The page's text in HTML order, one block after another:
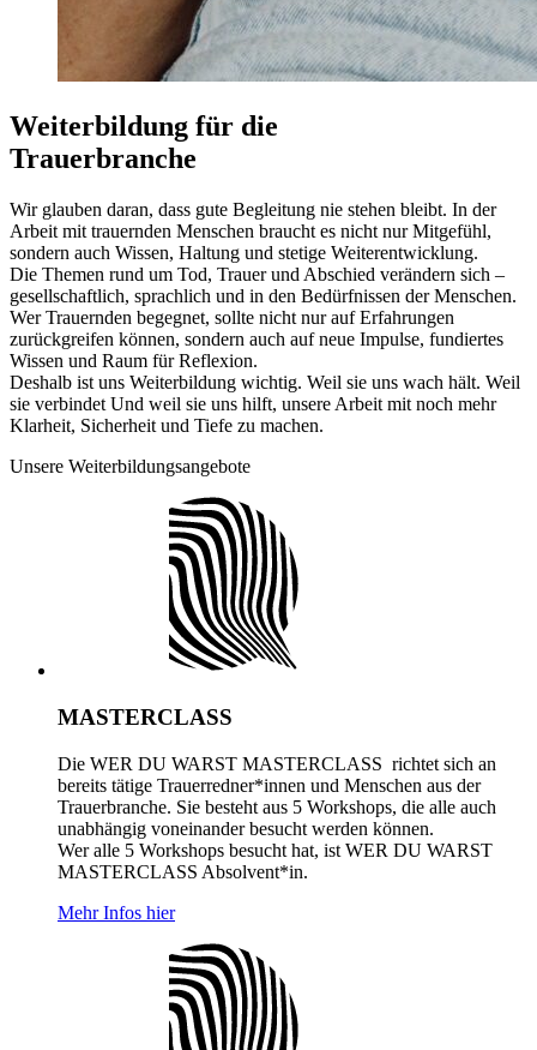
Weiterbildung für die
Trauerbranche
Wir glauben daran, dass gute Begleitung nie stehen bleibt. In der
Arbeit mit trauernden Menschen braucht es nicht nur Mitgefühl,
sondern auch Wissen, Haltung und stetige Weiterentwicklung.
Die Themen rund um Tod, Trauer und Abschied verändern sich –
gesellschaftlich, sprachlich und in den Bedürfnissen der Menschen.
Wer Trauernden begegnet, sollte nicht nur auf Erfahrungen
zurückgreifen können, sondern auch auf neue Impulse, fundiertes
Wissen und Raum für Reflexion.
Deshalb ist uns Weiterbildung wichtig. Weil sie uns wach hält. Weil
sie verbindet Und weil sie uns hilft, unsere Arbeit mit noch mehr
Klarheit, Sicherheit und Tiefe zu machen.
Unsere Weiterbildungsangebote
MASTERCLASS
Die WER DU WARST MASTERCLASS richtet sich an
bereits tätige Trauerredner*innen und Menschen aus der
Trauerbranche. Sie besteht aus 5 Workshops, die alle auch
unabhängig voneinander besucht werden können.
Wer alle 5 Workshops besucht hat, ist WER DU WARST
MASTERCLASS Absolvent*in.
Mehr Infos hier